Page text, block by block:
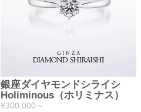
銀座ダイヤモンドシライシ
Holiminous（ホリミナス）
¥300,000～